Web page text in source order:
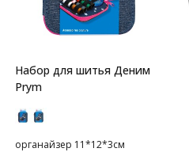
Набор для шитья Деним
Prym
органайзер 11*12*3см